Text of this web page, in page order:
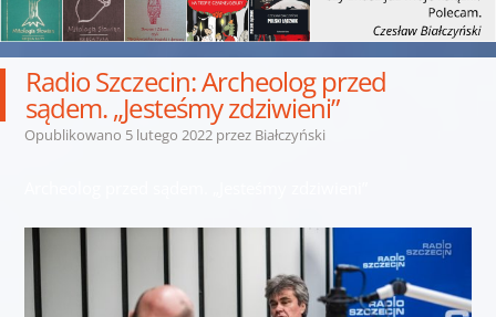
Radio Szczecin: Archeolog przed
sądem. „Jesteśmy zdziwieni”
Opublikowano 5 lutego 2022przez Białczyński